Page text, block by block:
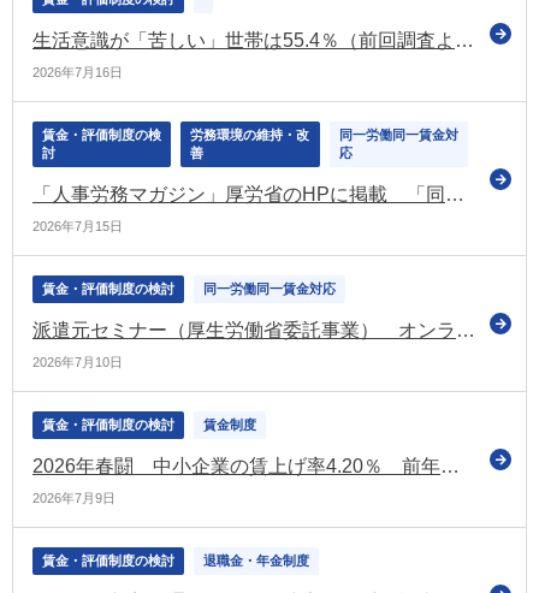
生活意識が「苦しい」世帯は55.4％（前回調査より上昇）（令和7年国民生活基礎調査）
2026年7月16日
賃金・評価制度の検
討
労務環境の維持・改
善
同一労働同一賃金対
応
「人事労務マガジン」厚労省のHPに掲載 「同一労働同一賃金に関する改正省令・告示が公布されました」などの情報を掲載
2026年7月15日
賃金・評価制度の検討 同一労働同一賃金対応
派遣元セミナー（厚生労働省委託事業） オンライン等で実施 参加無料（厚労省）
2026年7月10日
賃金・評価制度の検討 賃金制度
2026年春闘 中小企業の賃上げ率4.20％ 前年から低下 大手企業との差も拡大（経団連の第1回集計）
2026年7月9日
賃金・評価制度の検討 退職金・年金制度